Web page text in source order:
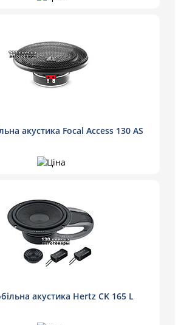
акустика Focal Access 130 AS
акустика Hertz CK 165 L